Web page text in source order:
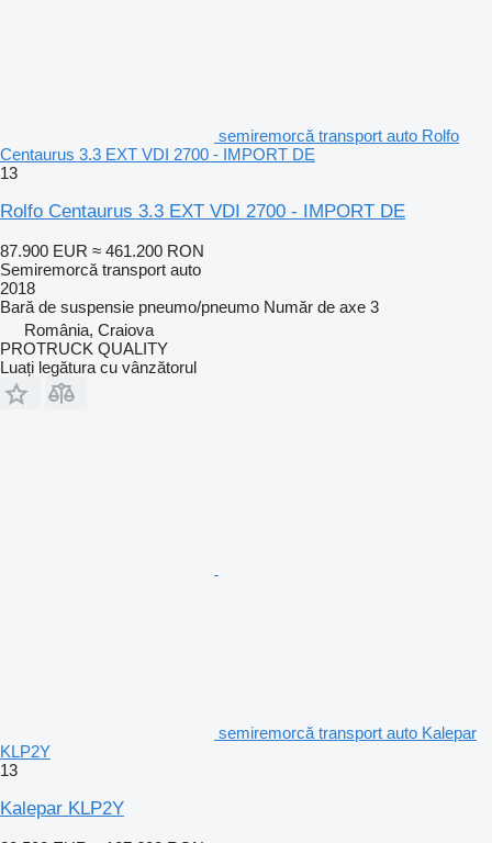
semiremorcă transport auto Rolfo
Centaurus 3.3 EXT VDI 2700 - IMPORT DE
13
Rolfo Centaurus 3.3 EXT VDI 2700 - IMPORT DE
87.900 EUR ≈ 461.200 RON
Semiremorcă transport auto
2018
Bară de suspensie pneumo/pneumo Număr de axe 3
România, Craiova
PROTRUCK QUALITY
Luați legătura cu vânzătorul
semiremorcă transport auto Kalepar
KLP2Y
13
Kalepar KLP2Y